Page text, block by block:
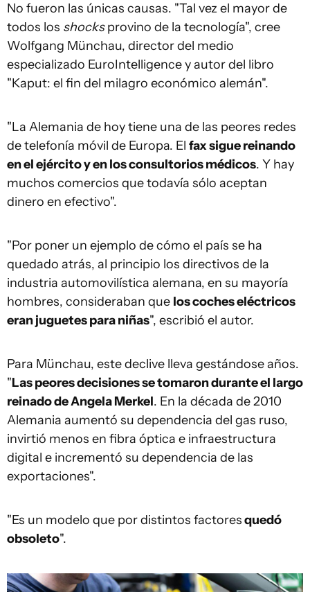
No fueron las únicas causas. "Tal vez el mayor de
todos los shocksprovino de la tecnología", cree
Wolfgang Münchau, director del medio
especializado EuroIntelligence y autor del libro
"Kaput: el fin del milagro económico alemán".
"La Alemania de hoy tiene una de las peores redes
de telefonía móvil de Europa. El fax sigue reinando
en el ejército y en los consultorios médicos. Y hay
muchos comercios que todavía sólo aceptan
dinero en efectivo".
"Por poner un ejemplo de cómo el país se ha
quedado atrás, al principio los directivos de la
industria automovilística alemana, en su mayoría
hombres, consideraban que los coches eléctricos
eran juguetes para niñas", escribió el autor.
Para Münchau, este declive lleva gestándose años.
"Las peores decisiones se tomaron durante el largo
reinado de Angela Merkel. En la década de 2010
Alemania aumentó su dependencia del gas ruso,
invirtió menos en fibra óptica e infraestructura
digital e incrementó su dependencia de las
exportaciones".
"Es un modelo que por distintos factoresquedó
obsoleto".